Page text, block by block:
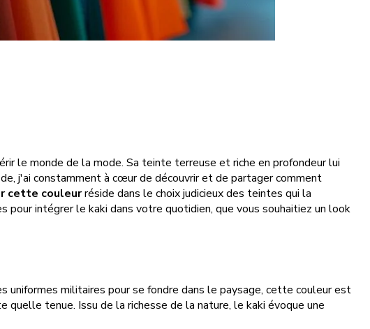
le monde de la mode. Sa teinte terreuse et riche en profondeur lui
j'ai constamment à cœur de découvrir et de partager comment
cette couleurréside dans le choix judicieux des teintes qui la
pour intégrer le kaki dans votre quotidien, que vous souhaitiez un look
militaires pour se fondre dans le paysage, cette couleur est
tenue. Issu de la richesse de la nature, le kaki évoque une